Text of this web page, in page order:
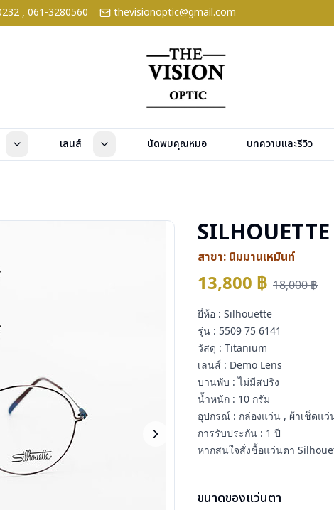
, 061-3280560 thevisionoptic@gmail.com
เลนส์ นัดพบคุณหมอ บทความและรีวิว
สาขา: นิมมานเหมินท์
13,800 ฿ 18,000฿
ยี่ห้อ : Silhouette
รุ่น : 5509 75 6141
วัสดุ : Titanium
เลนส์ : Demo Lens
บานพับ : ไม่มีสปริง
น้ำหนัก : 10 กรัม
อุปกรณ์ : กล่องแว่น , ผ้าเช็ดแว่
การรับประกัน : 1 ปี
หากสนใจสั่งชื้อแว่นตา
ขนาดของแว่นตา